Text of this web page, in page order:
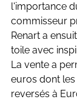
l'importance
commisseur
Renart a
toile avec
La vente a
euros dont
reversés à